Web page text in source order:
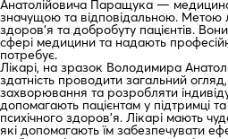
Анатолійовича Паращука —
значущою та відповідальною. Метою
здоров’я та добробуту пацієнтів.
сфері медицини та надають
потребує.
Лікарі, на зразок Володимира
здатність проводити загальний огляд,
захворювання та розробляти
допомагають пацієнтам у підтримці
психічного здоров’я. Лікарі мають
які допомагають їм забезпечувати